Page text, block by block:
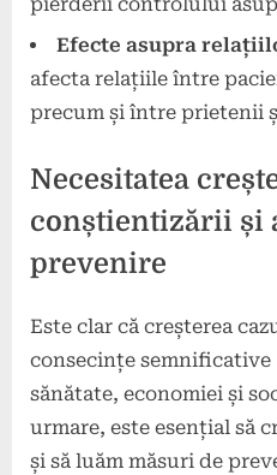
Efecte asupra
afecta relațiile între
precum și între prietenii
Necesitatea
conștientizării și
prevenire
Este clar că creșterea
consecințe semnificative
sănătate, economiei și
urmare, este esențial să
și să luăm măsuri de